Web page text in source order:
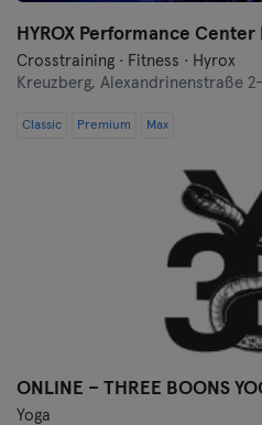
HYROX Performance
Crosstraining · Fitness · Hyrox
Kreuzberg, Alexandrinenstraße
Classic Premium Max
ONLINE – THREE BOONS
Yoga